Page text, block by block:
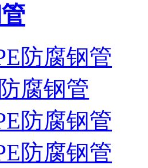
防腐钢管
腐钢管
防腐钢管
防腐钢管